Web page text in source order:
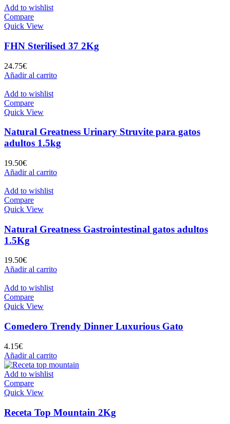
opciones
se
Add to wishlist
Compare
Quick View
FHN Sterilised 37 2Kg
24.75€
Añadir al carrito
Add to wishlist
Compare
Quick View
Natural Greatness Urinary Struvite para gatos
adultos 1.5kg
19.50€
Añadir al carrito
Add to wishlist
Compare
Quick View
Natural Greatness Gastrointestinal gatos adultos
1.5Kg
19.50€
Añadir al carrito
Add to wishlist
Compare
Quick View
Comedero Trendy Dinner Luxurious Gato
4.15€
Añadir al carrito
Add to wishlist
Compare
Quick View
Receta Top Mountain 2Kg